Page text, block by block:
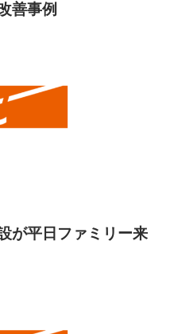
善事例
が平日ファミリー来